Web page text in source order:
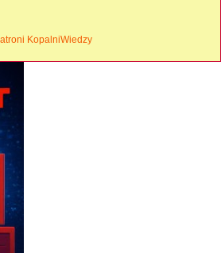
KopalniWiedzy